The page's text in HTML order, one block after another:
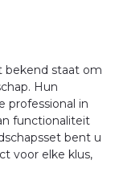
bekend staat om
Hun
professional in
functionaliteit
bent u
voor elke klus,